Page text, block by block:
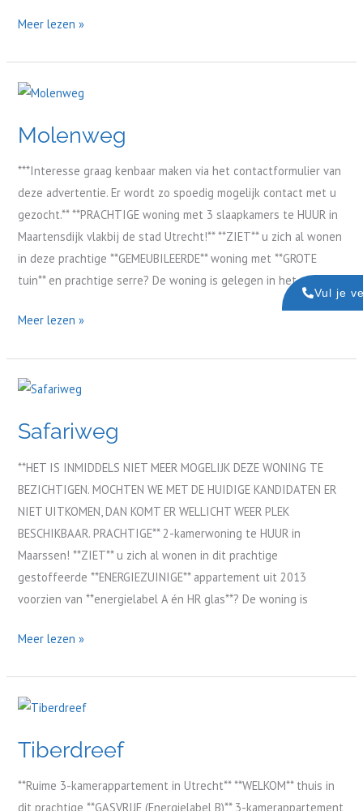
Meer lezen »
Molenweg
***Interesse graag kenbaar maken via het contactformulier van
deze advertentie. Er wordt zo spoedig mogelijk contact met u
gezocht.** **PRACHTIGE woning met 3 slaapkamers te HUUR in
Maartensdijk vlakbij de stad Utrecht!** **ZIET** u zich al wonen
in deze prachtige **GEMEUBILEERDE** woning met **GROTE
tuin** en prachtige serre? De woning is gelegen in het groen,
Molenweg
Meer lezen »
Safariweg
**HET IS INMIDDELS NIET MEER MOGELIJK DEZE WONING TE
BEZICHTIGEN. MOCHTEN WE MET DE HUIDIGE KANDIDATEN ER
NIET UITKOMEN, DAN KOMT ER WELLICHT WEER PLEK
BESCHIKBAAR. PRACHTIGE** 2-kamerwoning te HUUR in
Maarssen! **ZIET** u zich al wonen in dit prachtige
gestoffeerde **ENERGIEZUINIGE** appartement uit 2013
voorzien van **energielabel A én HR glas**? De woning is
Safariweg
Meer lezen »
Tiberdreef
**Ruime 3-kamerappartement in Utrecht** **WELKOM** thuis in
dit prachtige **GASVRIJE (Energielabel B)** 3-kamerappartement
Tiberdreef
Vul je